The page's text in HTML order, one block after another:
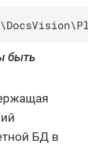
быть
БД в